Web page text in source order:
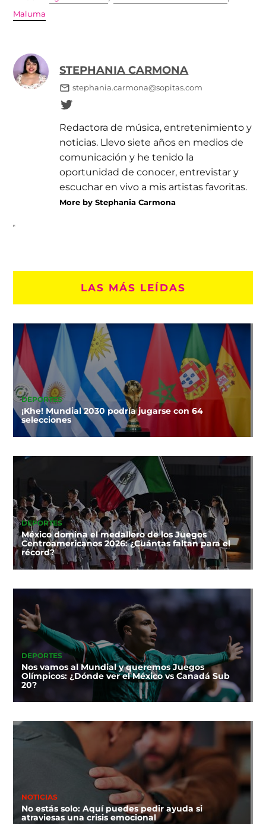
Maluma
STEPHANIA CARMONA
stephania.carmona@sopitas.com
Redactora de música, entretenimiento y
noticias. Llevo siete años en medios de
comunicación y he tenido la
oportunidad de conocer, entrevistar y
escuchar en vivo a mis artistas favoritas.
More by Stephania Carmona
LAS MÁS LEÍDAS
DEPORTES
¡Khe! Mundial 2030 podría jugarse con 64
selecciones
DEPORTES
México domina el medallero de los Juegos
Centroamericanos 2026: ¿Cuántas faltan para el
récord?
DEPORTES
Nos vamos al Mundial y queremos Juegos
Olímpicos: ¿Dónde ver el México vs Canadá Sub
20?
NOTICIAS
No estás solo: Aquí puedes pedir ayuda si
atraviesas una crisis emocional